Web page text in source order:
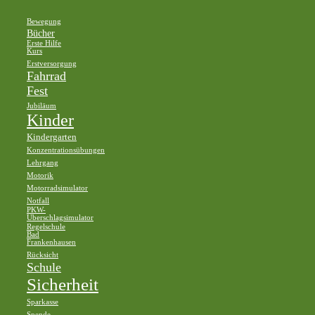
Bewegung
Bücher
Erste Hilfe
Kurs
Erstversorgung
Fahrrad
Fest
Jubiläum
Kinder
Kindergarten
Konzentrationsübungen
Lehrgang
Motorik
Motorradsimulator
Notfall
PKW-
Überschlagsimulator
Regelschule
Bad
Frankenhausen
Rücksicht
Schule
Sicherheit
Sparkasse